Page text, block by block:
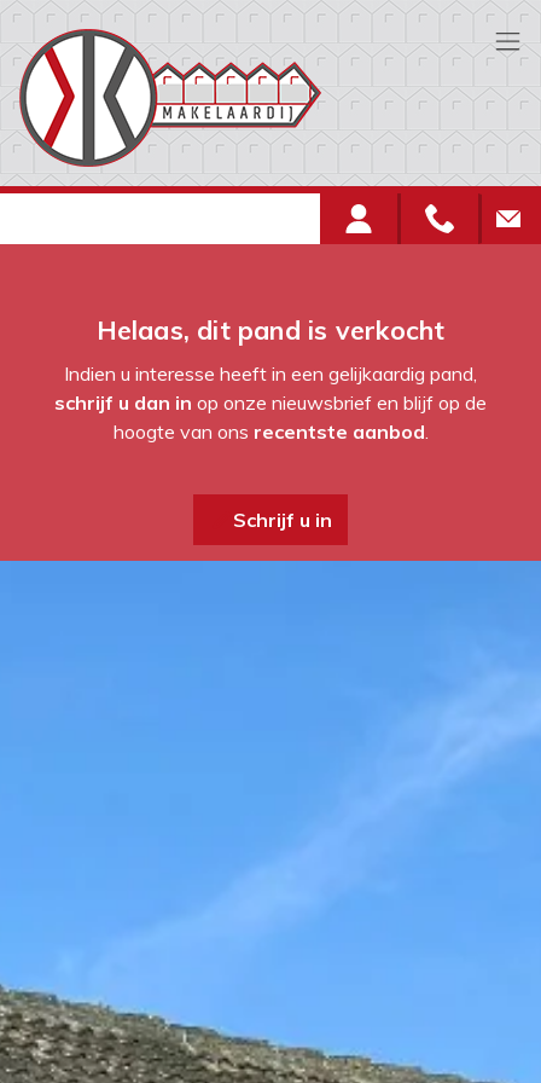
Menu overslaan en naar de inhoud gaan
Helaas, dit pand is verkocht
Indien u interesse heeft in een gelijkaardig pand,
schrijf u dan in op onze nieuwsbrief en blijf op de
hoogte van ons recentste aanbod.
Schrijf u in